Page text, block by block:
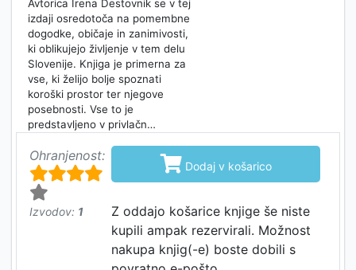
Avtorica Irena Destovnik se v tej
izdaji osredotoča na pomembne
dogodke, običaje in zanimivosti,
ki oblikujejo življenje v tem delu
Slovenije. Knjiga je primerna za
vse, ki želijo bolje spoznati
koroški prostor ter njegove
posebnosti. Vse to je
predstavljeno v privlačn…
Ohranjenost:
Izvodov: 1
 Dodaj v košarico
Z oddajo košarice knjige še niste
kupili ampak rezervirali. Možnost
nakupa knjig(-e) boste dobili s